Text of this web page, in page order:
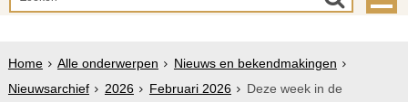
Home Alle onderwerpen
Nieuws en bekendmakingen
Nieuwsarchief
2026 Februari 2026
Deze week in de